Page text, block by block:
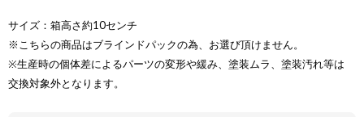
サイズ：箱高さ約10センチ
※こちらの商品はブラインドパックの為、お選び頂けません。
※生産時の個体差によるパーツの変形や緩み、塗装ムラ、塗装汚れ等は
交換対象外となります。